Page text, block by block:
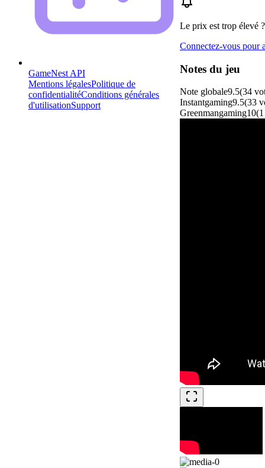
GameNest API
Mentions légalesPolitique de
confidentialitéConditions générales
d'utilisationSupport
Le prix est trop élevé
Connectez-vous pour
Notes du jeu
Note globale9.5(34
Instantgaming9.5(33
Greenmangaming10(1